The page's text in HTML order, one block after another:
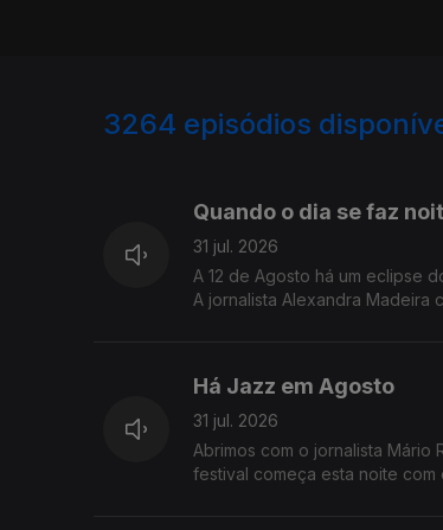
3264 episódios
Quando o dia se faz
31 jul. 2026
A 12 de Agosto há um eclipse
A jornalista Alexandra Madeira
Há Jazz em Agosto
31 jul. 2026
Abrimos com o jornalista Mário
festival começa esta noite com